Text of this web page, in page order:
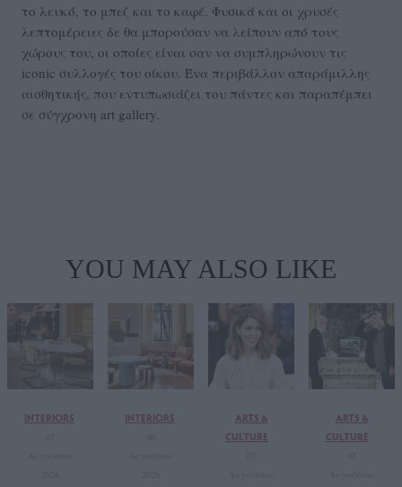
το λευκό, το μπεζ και το καφέ. Φυσικά και οι χρυσές
λεπτομέρειες δε θα μπορούσαν να λείπουν από τους
χώρους του, οι οποίες είναι σαν να συμπληρώνουν τις
iconic συλλογές του οίκου. Ένα περιβάλλον απαράμιλλης
αισθητικής, που εντυπωσιάζει του πάντες και παραπέμπει
σε σύγχρονη art gallery.
YOU MAY ALSO LIKE
INTERIORS INTERIORS
ARTS &
CULTURE
ARTS &
CULTURE